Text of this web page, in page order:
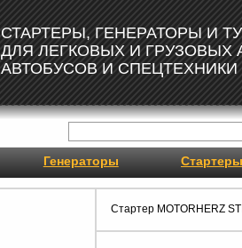
СТАРТЕРЫ, ГЕНЕРАТОРЫ И
ДЛЯ ЛЕГКОВЫХ И ГРУЗОВЫХ
АВТОБУСОВ И СПЕЦТЕХНИКИ
Генераторы Стартеры
Стартер MOTORHERZ